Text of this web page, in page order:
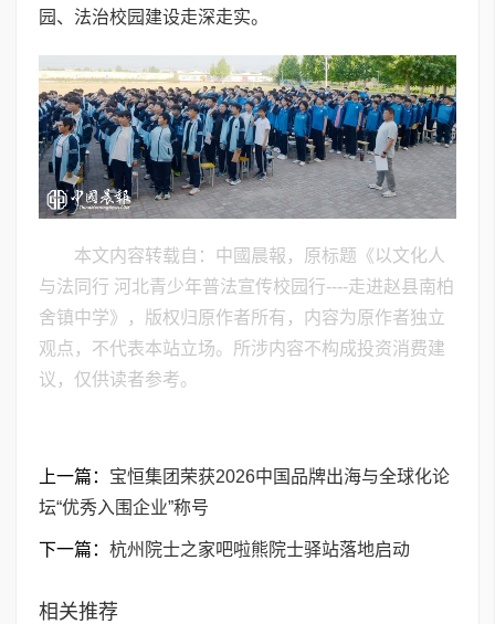
园、法治校园建设走深走实。
本文内容转载自：中國晨報，原标题《以文化人
与法同行 河北青少年普法宣传校园行----走进赵县南柏
舍镇中学》，版权归原作者所有，内容为原作者独立
观点，不代表本站立场。所涉内容不构成投资消费建
议，仅供读者参考。
上一篇： ​宝恒集团荣获2026中国品牌出海与全球化论
坛“优秀入围企业”称号
下一篇： 杭州院士之家吧啦熊院士驿站落地启动
相关推荐